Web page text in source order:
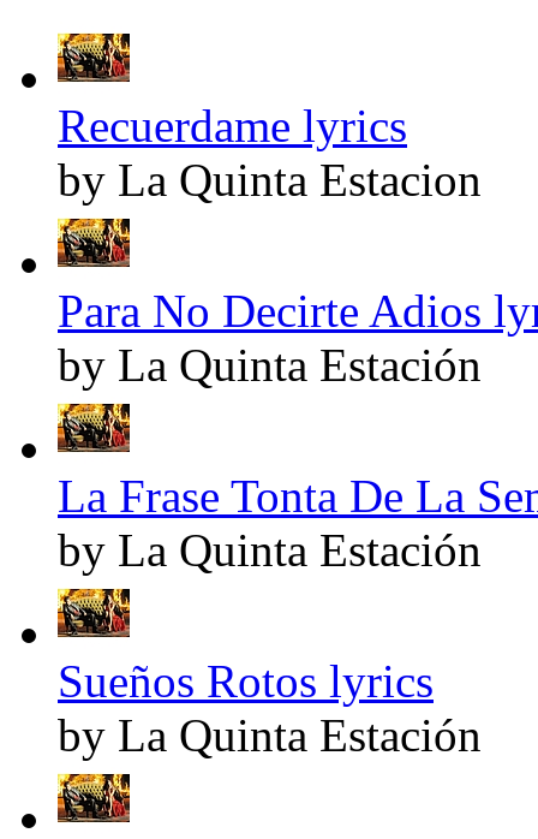
Recuerdame lyrics
by La Quinta Estacion
Para No Decirte Adios
by La Quinta Estación
La Frase Tonta De La
by La Quinta Estación
Sueños Rotos lyrics
by La Quinta Estación